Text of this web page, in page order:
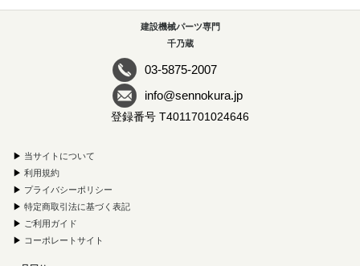
建設機械パーツ専門
千乃蔵
03-5875-2007
info@sennokura.jp
登録番号 T4011701024646
▶ 当サイトについて
▶ 利用規約
▶ プライバシーポリシー
▶ 特定商取引法に基づく表記
▶ ご利用ガイド
▶ コーポレートサイト